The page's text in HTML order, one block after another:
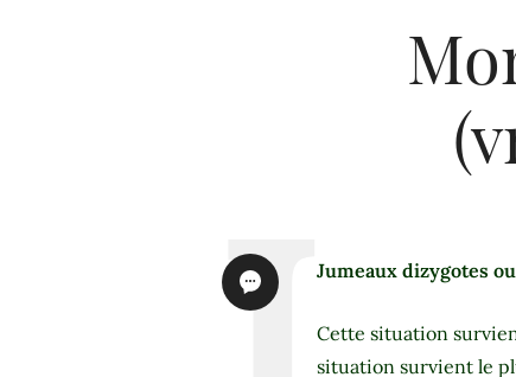
Jumeaux dizygotes
Cette situation
situation survient le